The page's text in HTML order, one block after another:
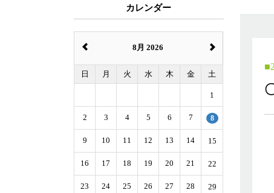
カレンダー
8月 2026
日 月 火 水 木 金 土
1
2 3 4 5 6 7 8
9 10 11 12 13 14 15
16 17 18 19 20 21 22
23 24 25 26 27 28 29